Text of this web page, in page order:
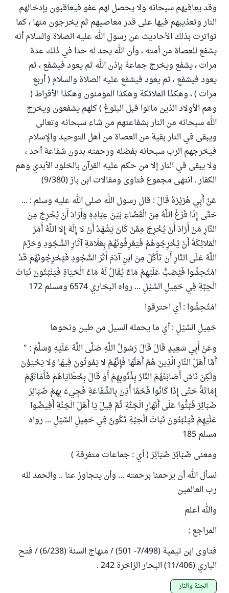
وقد يعاقبهم سبحانه ولا يحصل لهم عفو فيعاقبون بإدخالهم
النار وتعذيبهم فيها على قدر معاصيهم ثم يخرجون منها ، كما
تواترت بذلك الأحاديث عن رسول الله عليه الصلاة والسلام أنه
يشفع للعصاة من أمته ، وأن الله يحد له حدا في ذلك عدة
مرات ، يشفع ويخرج جماعة بإذن الله ثم يعود فيشفع ، ثم
يعود فيشفع ، ثم يعود فيشفع عليه الصلاة والسلام ( أربع
مرات ) ، وهكذا الملائكة وهكذا المؤمنون وهكذا الأفراط (
وهم الأولاد الذين ماتوا قبل البلوغ ) كلهم يشفعون ويخرج
الله سبحانه من النار بشفاعتهم من شاء سبحانه وتعالى
ويبقى في النار بقية من العصاة من أهل التوحيد والإسلام
فيخرجهم الرب سبحانه بفضله ورحمته بدون شفاعة أحد ،
ولا يبقى في النار إلا من حكم عليه القرآن بالخلود الأبدي وهم
الكفار . انتهى مجموع فتاوى ومقالات ابن باز (9/380)
عَنْ أَبِي هُرَيْرَةَ قَالَ : قال رسول الله صلى الله عليه وسلم : ...
حَتَّى إِذَا فَرَغَ اللَّهُ مِنْ الْقَضَاءِ بَيْنَ عِبَادِهِ وَأَرَادَ أَنْ يُخْرِجَ مِنْ
النَّارِ مَنْ أَرَادَ أَنْ يُخْرِجَ مِمَّنْ كَانَ يَشْهَدُ أَنْ لا إِلَهَ إِلا اللَّهُ أَمَرَ
الْمَلائِكَةَ أَنْ يُخْرِجُوهُمْ فَيَعْرِفُونَهُمْ بِعَلَامَةِ آثَارِ السُّجُودِ وَحَرَّمَ
اللَّهُ عَلَى النَّارِ أَنْ تَأْكُلَ مِنْ ابْنِ آدَمَ أَثَرَ السُّجُودِ فَيُخْرِجُونَهُمْ قَدْ
امْتُحِشُوا فَيُصَبُّ عَلَيْهِمْ مَاءٌ يُقَالُ لَهُ مَاءُ الْحَيَاةِ فَيَنْبُتُونَ نَبَاتَ
الْحِبَّةِ فِي حَمِيلِ السَّيْلِ ... رواه البخاري 6574 ومسلم 172
امْتُحِشُوا : أي احترقوا
حَمِيلِ السَّيْلِ : أي ما يحمله السيل من طين ونحوها
وعَنْ أَبِي سَعِيدٍ قَالَ قَالَ رَسُولُ اللَّهِ صَلَّى اللَّهُ عَلَيْهِ وَسَلَّمَ : "
أَمَّا أَهْلُ النَّارِ الَّذِينَ هُمْ أَهْلُهَا فَإِنَّهُمْ لا يَمُوتُونَ فِيهَا وَلا يَحْيَوْنَ
وَلَكِنْ نَاسٌ أَصَابَتْهُمْ النَّارُ بِذُنُوبِهِمْ أَوْ قَالَ بِخَطَايَاهُمْ فَأَمَاتَهُمْ
إِمَاتَةً حَتَّى إِذَا كَانُوا فَحْمًا أُذِنَ بِالشَّفَاعَةِ فَجِيءَ بِهِمْ ضَبَائِرَ
ضَبَائِرَ فَبُثُّوا عَلَى أَنْهَارِ الْجَنَّةِ ثُمَّ قِيلَ يَا أَهْلَ الْجَنَّةِ أَفِيضُوا
عَلَيْهِمْ فَيَنْبُتُونَ نَبَاتَ الْحِبَّةِ تَكُونُ فِي حَمِيلِ السَّيْلِ ... رواه
مسلم 185
ومعنى ضَبَائِرَ ضَبَائِرَ ( أي : جماعات متفرقة )
نسأل الله أن يرحمنا برحمته ... وأن يتجاوز عنا .. والحمد لله
رب العالمين
والله أعلم
المراجع :
فتاوى ابن تيمية (7/498- 501) / منهاج السنة (6/238) / فتح
الباري (11/406) البحار الزاخرة 242 .
الجنة والنار